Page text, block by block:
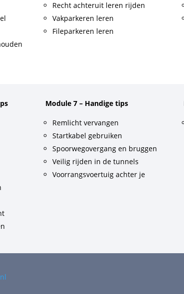
Recht achteruit leren rijden
Vakparkeren leren
Fileparkeren leren
Module 7 – Handige tips
Remlicht vervangen
Startkabel gebruiken
Spoorwegovergang en bruggen
Veilig rijden in de tunnels
Voorrangsvoertuig achter je